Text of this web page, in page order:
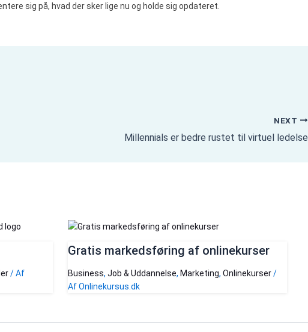
sig på, hvad der sker lige nu og holde sig opdateret.
NEXT
Millennials er bedre rustet til virtuel ledelse
/ Af
Gratis markedsføring af onlinekurser
Business, Job & Uddannelse, Marketing, Onlinekurser/
AfOnlinekursus.dk